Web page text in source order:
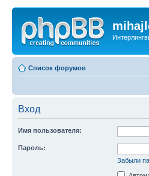
Список форумов
Вход
Имя пользователя:
Пароль:
Забыли